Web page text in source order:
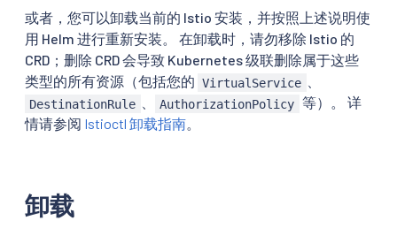
或者，您可以卸载当前的 Istio 安装，并按照上述说明使
用 Helm 进行重新安装。 在卸载时，请勿移除 Istio 的
CRD；删除 CRD 会导致 Kubernetes 级联删除属于这些
类型的所有资源（包括您的 VirtualService
DestinationRule AuthorizationPolicy 等）。 详
情请参阅 Istioctl 卸载指南。
卸载